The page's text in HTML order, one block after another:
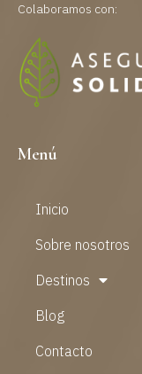
Colaboramos con:
Menú
Inicio
Sobre nosotros
Destinos
Blog
Contacto